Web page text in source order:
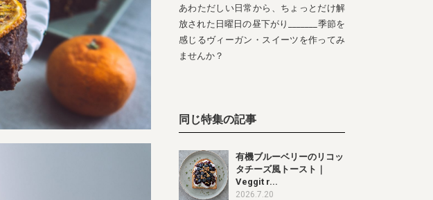
あわただしい日常から、ちょっとだけ解
放された日曜日の昼下がり_______季節を
感じるヴィーガン・スイーツを作ってみ
ませんか？
同じ特集の記事
有機ブルーベリーのリコッ
タチーズ風トースト｜
Veggit r...
2026.7.20